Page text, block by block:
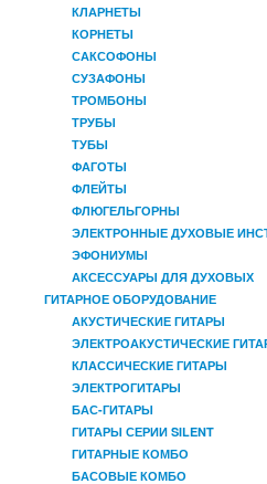
КЛАРНЕТЫ
КОРНЕТЫ
САКСОФОНЫ
СУЗАФОНЫ
ТРОМБОНЫ
ТРУБЫ
ТУБЫ
ФАГОТЫ
ФЛЕЙТЫ
ФЛЮГЕЛЬГОРНЫ
ЭЛЕКТРОННЫЕ ДУХОВЫЕ
ЭФОНИУМЫ
АКСЕССУАРЫ ДЛЯ ДУХОВЫХ
ГИТАРНОЕ ОБОРУДОВАНИЕ
АКУСТИЧЕСКИЕ ГИТАРЫ
ЭЛЕКТРОАКУСТИЧЕСКИЕ
КЛАССИЧЕСКИЕ ГИТАРЫ
ЭЛЕКТРОГИТАРЫ
БАС-ГИТАРЫ
ГИТАРЫ СЕРИИ SILENT
ГИТАРНЫЕ КОМБО
БАСОВЫЕ КОМБО